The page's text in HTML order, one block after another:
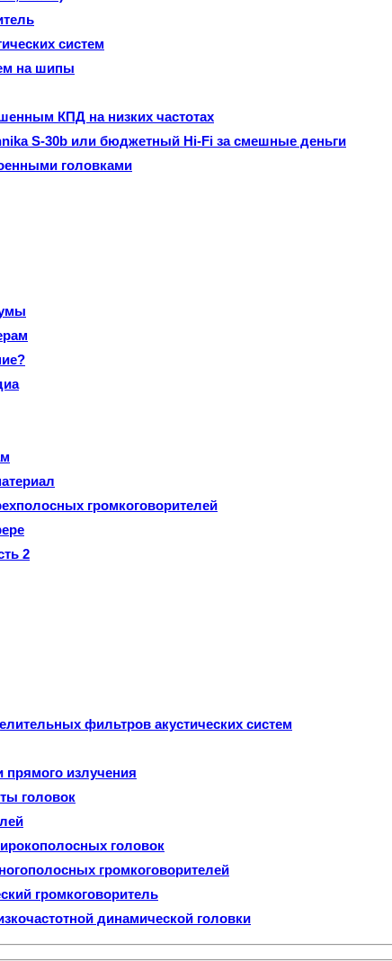
систем
на шипы
КПД на низких частотах
S-30b или бюджетный Hi-Fi за смешные деньги
головками
громкоговорителей
2
фильтров акустических систем
прямого излучения
головок
головок
громкоговорителей
громкоговоритель
динамической головки